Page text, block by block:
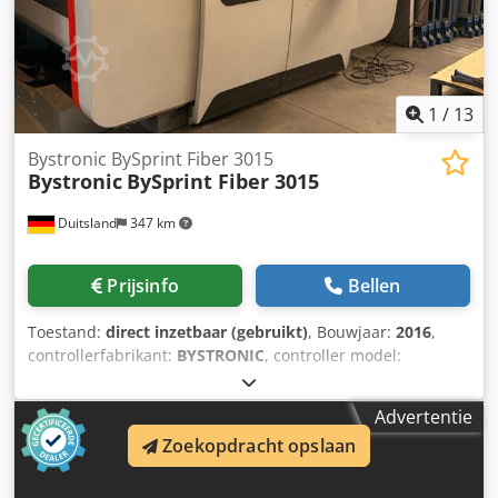
gestuurd Stempelhouder: Hydraulisch Type
gereedschapshouder: WILA-standaard Gereedschap
inbegrepen Documentatie CE-markering en -certificaat
Extra vingerstop Slagondersteuning Vingerbescherming
Offline-software
1 / 13
Duitsland 347 km
Bystronic BySprint Fiber 3015
Bystronic BySprint Fiber 3015
Prijsinfo Bellen
Toestand: direct inzetbaar (gebruikt), Bouwjaar: 2016,
controllerfabrikant: BYSTRONIC, controller model:
4.000 W
tafelbreedte:1.500 mm, verplaatsingsafstand X-as:3.048
mm, verplaatsing Y-as:1.524 mm, verplaatsingsafstand Z-
as:70 mm , positioneringsnauwkeurigheid:0,1 mm
totaalgewicht:12.000 kg, totale breedte:6.051 mm
Advertentie
Zoekopdracht opslaan